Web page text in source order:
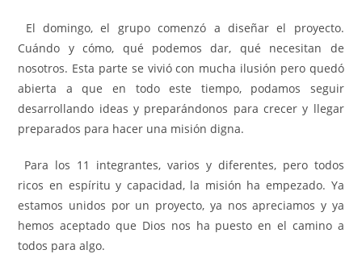
El domingo, el grupo comenzó a diseñar el proyecto.
Cuándo y cómo, qué podemos dar, qué necesitan de
nosotros. Esta parte se vivió con mucha ilusión pero quedó
abierta a que en todo este tiempo, podamos seguir
desarrollando ideas y preparándonos para crecer y llegar
preparados para hacer una misión digna.
Para los 11 integrantes, varios y diferentes, pero todos
ricos en espíritu y capacidad, la misión ha empezado. Ya
estamos unidos por un proyecto, ya nos apreciamos y ya
hemos aceptado que Dios nos ha puesto en el camino a
todos para algo.